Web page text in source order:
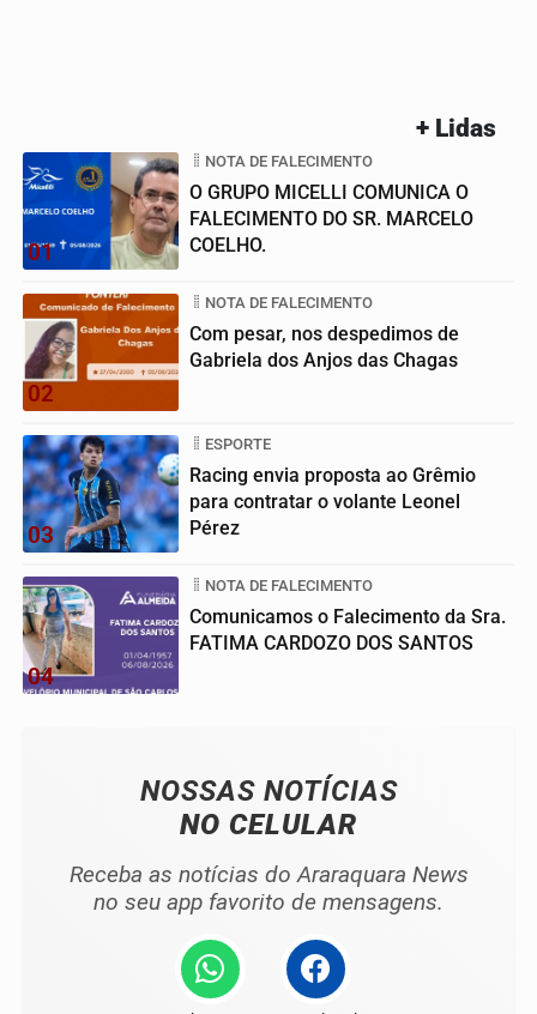
+ Lidas
01
NOTA DE FALECIMENTO
O GRUPO MICELLI COMUNICA O
FALECIMENTO DO SR. MARCELO
COELHO.
02
NOTA DE FALECIMENTO
Com pesar, nos despedimos de
Gabriela dos Anjos das Chagas
03
ESPORTE
Racing envia proposta ao Grêmio
para contratar o volante Leonel
Pérez
04
NOTA DE FALECIMENTO
Comunicamos o Falecimento da Sra.
FATIMA CARDOZO DOS SANTOS
NOSSAS NOTÍCIAS
NO CELULAR
Receba as notícias do Araraquara News
no seu app favorito de mensagens.